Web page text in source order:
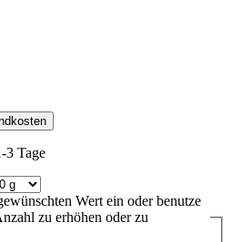
3 Tage
Wert ein oder benutze
zu erhöhen oder zu